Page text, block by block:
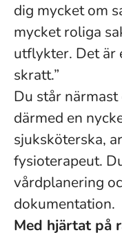
dig mycket om
mycket roliga
utflykter. Det är
skratt.”
Du står
därmed en
sjuksköterska,
fysioterapeut.
vårdplanering
dokumentation.
Med hjärtat på